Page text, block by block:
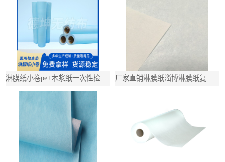
淋膜纸小卷pe+木浆纸一次性检查垫医用垫单淋膜木浆纸防滑垫 厂家直销淋膜纸淄博淋膜纸复合山东无尘纸淋膜